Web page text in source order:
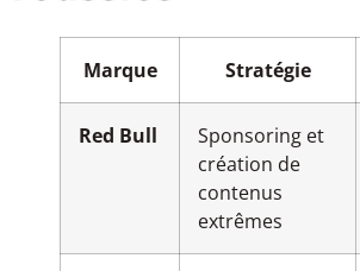
Marque Stratégie
Red Bull
Sponsoring et
création de
contenus
extrêmes